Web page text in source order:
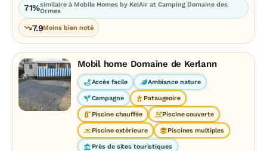
71%similaire à Mobile Homes by KelAir at Camping Domaine des
Ormes
7.9Moins bien noté
Mobil home Domaine de Kerlann
Accès facile Ambiance nature
Campagne Pataugeoire
Piscine chauffée Piscine couverte
Piscine extérieure Piscines multiples
Près de sites touristiques